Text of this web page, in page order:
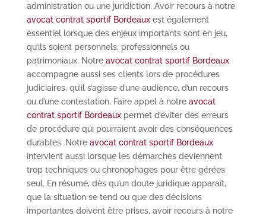
administration ou une juridiction. Avoir recours à notre
avocat contrat sportif Bordeauxest également
essentiel lorsque des enjeux importants sont en jeu,
qu’ils soient personnels, professionnels ou
patrimoniaux. Notre avocat contrat sportif Bordeaux
accompagne aussi ses clients lors de procédures
judiciaires, qu’il s’agisse d’une audience, d’un recours
ou d’une contestation. Faire appel à notre avocat
contrat sportif Bordeauxpermet d’éviter des erreurs
de procédure qui pourraient avoir des conséquences
durables. Notre avocat contrat sportif Bordeaux
intervient aussi lorsque les démarches deviennent
trop techniques ou chronophages pour être gérées
seul. En résumé, dès qu’un doute juridique apparaît,
que la situation se tend ou que des décisions
importantes doivent être prises, avoir recours à notre